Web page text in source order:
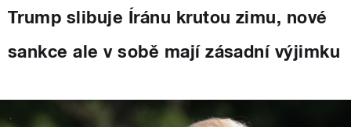
Trump slibuje Íránu krutou zimu, nové
sankce ale v sobě mají zásadní výjimku